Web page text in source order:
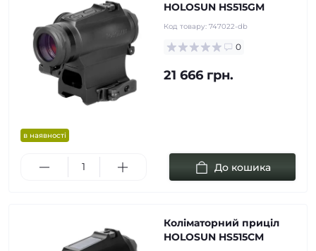
в наявності
HOLOSUN HS515GM
Код товару: 747022-db
0
21 666 грн.
До кошика
Коліматорний приціл
HOLOSUN HS515CM